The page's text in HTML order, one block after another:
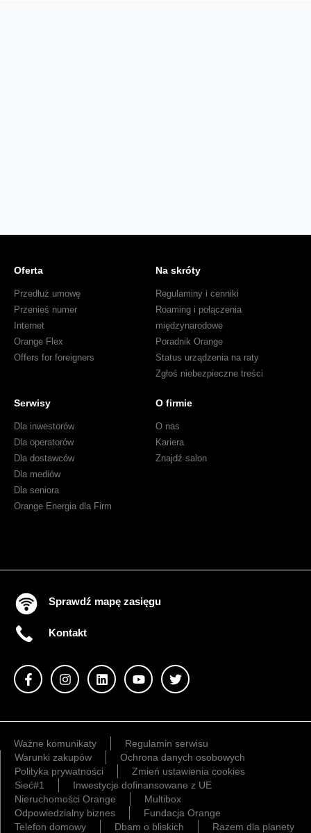
Oferta
Przedłuż umowę
Przenieś numer
Internet
Orange Flex
Offers for foreigners
Na skróty
Regulaminy i cenniki
Roaming i połączenia
międzynarodowe
Poradnik Orange
Status urządzenia na raty
Zgłoś niebezpieczne treści
Serwisy
Dla inwestorów
Dla operatorów
Dla dostawców
Dla mediów
Dla seniora
Orange Energia dla Firm
O firmie
O nas
Kariera
Znajdź salon
Sprawdź mapę zasięgu
Kontakt
Ważne komunikaty
Regulamin serwisu
Warunki zakupów
Ochrona danych osobowych
Polityka prywatności
Zmień ustawienia cookies
Sieć#1
Inwestycje dofinansowane z UE
Nieruchomości Orange
Multibox
Odpowiedzialny biznes
Fundacja Orange
Telefon domowy
Dbam o bliskich Razem dla planety